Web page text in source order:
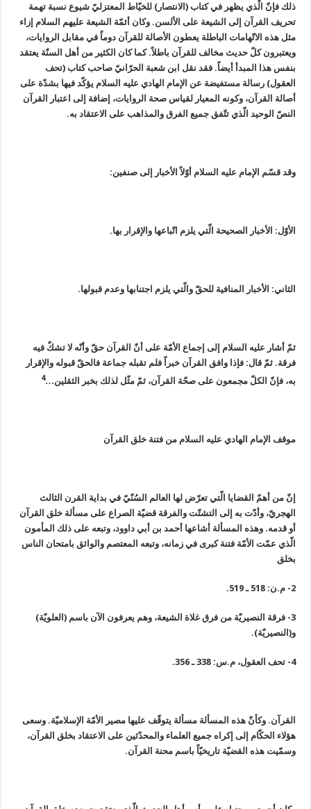
ذلك فإنّ الّذي يظهر في كتاب (الانتصار) للخيّاط المعتزليّ شيوع نسبة تهمة
تحريف القرآن إلى الشيعة على الألسن. وكان أئمّة الشيعة عليهم السلام إزاء
مثل هذه الاتّهامات الباطلة يعطون الأصالة للقرآن دوماً في مقابل الروايات،
ويعتبرون كلّ حديث مخالف للقرآن باطلاً. كما كان الكثير من أهل السنّة يعتقد
بنفس هذا المبدأ أيضاً. فقد نقل ابن شعبة الحرّانيّ صاحب كتاب (تحف
العقول) رسالة مستفيضة عن الإمام الهادي عليه السلام يؤكّد فيها بشدّة على
أصالة القرآن، وكونه المعيار لقياس صحة الروايات، إضافة إلى اعتبار القرآن
النصّ الوحيد الّذي تتّفق جميع الفرق والمذاهب على الاعتقاد به.
وقد قسّم الإمام عليه السلام أوّلاً الأخبار إلى صنفين:
الأوّل: الأخبار الصحيحة الّتي يلزم اتّباعها والإقرار بها.
الثاني: الأخبار المنافية للحقّ والّتي يلزم اجتنابها وعدم قبولها.
ثمّ أشار عليه السلام إلى إجماع الأمّة على أنّ القرآن حقّ وأنّه لا تشكّ فيه
فرقة. ثمّ قال: فإذا وافق القرآن خبراً فلم تقبله جماعة فالحقّ قبوله والإقرار
به، فإنّ الكلّ مجمعون على صحّة القرآن، ثمّ مثّل لذلك بخبر الثقلين…4
موقف الإمام الهادي عليه السلام من فتنة خلق القرآن‏
إنّ من أهمّ القضايا الّتي تعرّض لها العالم السُنّيّ في بداية القرن الثالث
الهجريّ، وأدّت به إلى التشتّت والفرقة قضيّة الصراع على مسألة خلق القرآن
أو قدمه. وهذه المسألة أشاعها أحمد بن أبي داوود، وتبعه على ذلك المأمون
الّذي عمّت الأمّة فتنة كبرى في زمانه، وتبعه المعتصم والواثق بامتحان الناس
بخلق
2- م.ن: 518 ـ 519.
3- فرقة النصيريّة من فرق غلاة الشيعة، وهم يعرفون الآن باسم (العلويّة)
و(النصيريّة).
4- تحف العقول، م.س: 338 ـ 356.
القرآن. وكأنّ هذه المسألة مسألة يتوقّف عليها مصير الأمّة الإسلاميّة. وسعى
هؤلاء الحكّام إلى إكراه جميع العلماء والمحدّثين على الاعتقاد بخلق القرآن،
وسمّيت هذه القضيّة تاريخيّاً باسم محنة القرآن.